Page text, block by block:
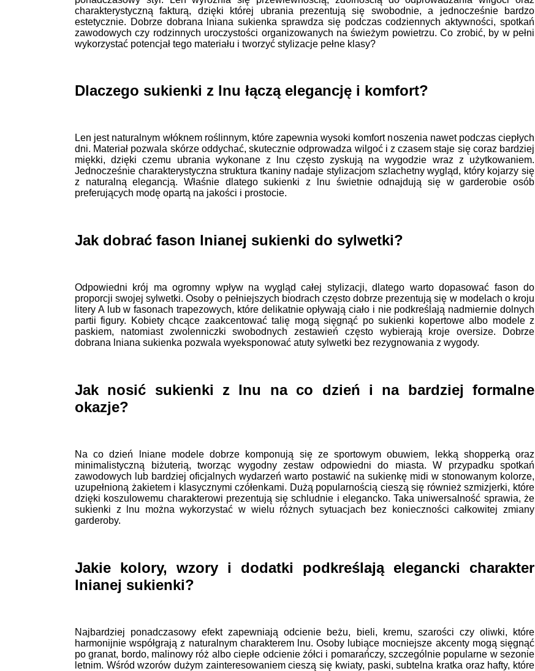
charakterystyczną fakturą, dzięki której ubrania prezentują się swobodnie, a jednocześnie bardzo
estetycznie. Dobrze dobrana lniana sukienka sprawdza się podczas codziennych aktywności, spotkań
zawodowych czy rodzinnych uroczystości organizowanych na świeżym powietrzu. Co zrobić, by w pełni
wykorzystać potencjał tego materiału i tworzyć stylizacje pełne klasy?
Dlaczego sukienki z lnu łączą elegancję i komfort?
Len jest naturalnym włóknem roślinnym, które zapewnia wysoki komfort noszenia nawet podczas ciepłych
dni. Materiał pozwala skórze oddychać, skutecznie odprowadza wilgoć i z czasem staje się coraz bardziej
miękki, dzięki czemu ubrania wykonane z lnu często zyskują na wygodzie wraz z użytkowaniem.
Jednocześnie charakterystyczna struktura tkaniny nadaje stylizacjom szlachetny wygląd, który kojarzy się
z naturalną elegancją. Właśnie dlatego sukienki z lnu świetnie odnajdują się w garderobie osób
preferujących modę opartą na jakości i prostocie.
Jak dobrać fason lnianej sukienki do sylwetki?
Odpowiedni krój ma ogromny wpływ na wygląd całej stylizacji, dlatego warto dopasować fason do
proporcji swojej sylwetki. Osoby o pełniejszych biodrach często dobrze prezentują się w modelach o kroju
litery A lub w fasonach trapezowych, które delikatnie opływają ciało i nie podkreślają nadmiernie dolnych
partii figury. Kobiety chcące zaakcentować talię mogą sięgnąć po sukienki kopertowe albo modele z
paskiem, natomiast zwolenniczki swobodnych zestawień często wybierają kroje oversize. Dobrze
dobrana lniana sukienka pozwala wyeksponować atuty sylwetki bez rezygnowania z wygody.
Jak nosić sukienki z lnu na co dzień i na bardziej formalne
okazje?
Na co dzień lniane modele dobrze komponują się ze sportowym obuwiem, lekką shopperką oraz
minimalistyczną biżuterią, tworząc wygodny zestaw odpowiedni do miasta. W przypadku spotkań
zawodowych lub bardziej oficjalnych wydarzeń warto postawić na sukienkę midi w stonowanym kolorze,
uzupełnioną żakietem i klasycznymi czółenkami. Dużą popularnością cieszą się również szmizjerki, które
dzięki koszulowemu charakterowi prezentują się schludnie i elegancko. Taka uniwersalność sprawia, że
sukienki z lnu można wykorzystać w wielu różnych sytuacjach bez konieczności całkowitej zmiany
garderoby.
Jakie kolory, wzory i dodatki podkreślają elegancki charakter
lnianej sukienki?
Najbardziej ponadczasowy efekt zapewniają odcienie beżu, bieli, kremu, szarości czy oliwki, które
harmonijnie współgrają z naturalnym charakterem lnu. Osoby lubiące mocniejsze akcenty mogą sięgnąć
po granat, bordo, malinowy róż albo ciepłe odcienie żółci i pomarańczy, szczególnie popularne w sezonie
letnim. Wśród wzorów dużym zainteresowaniem cieszą się kwiaty, paski, subtelna kratka oraz hafty, które